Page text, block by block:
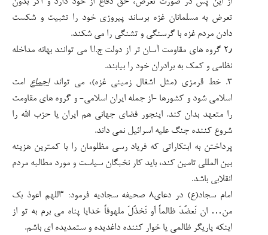
تعرض به مسلمانان غزه برساند پیروزی خود را تثبیت و شکست
دادن مردم غزه با گرسنگی و تشنگی را می شکند.
۲٫ گروه های مقاومت آسان تر از دولت ج.ا.ا می توانند بهانه مداخله
نظامی و کمک به برادران خود را بیابند.
۳. خط قرمزی (مثل اشغال زمینی غزه)، می تواند
اجماع امت
اسلامی شود و کشورها -از جمله ایران اسلامی- و گروه های مقاومت
را متعهد بدان کند. اینجور فضای جهانی هم ایران یا حزب الله را
شروع کننده جنگ علیه اسرائیل نمی داند.
پرداختن به ابتکاراتی که فریاد رسی مظلومان را با کمترین هزینه
بین المللی تامین کند، باید کار نخبگان سیاست و مورد مطالبه مردم
انقلابی باشد.
امام سجاد(ع) در دعای۸ صحیفه سجادیه فرمود: “اللهم اعوذ بک
من… ان نَعضُدَ ظالماً اَو نَخذُلَ ملهوفاً خدایا پناه می برم به تو از
اینکه یاریگر ظالمی یا خوار کننده داغدیده و ستمدیده ای باشم.